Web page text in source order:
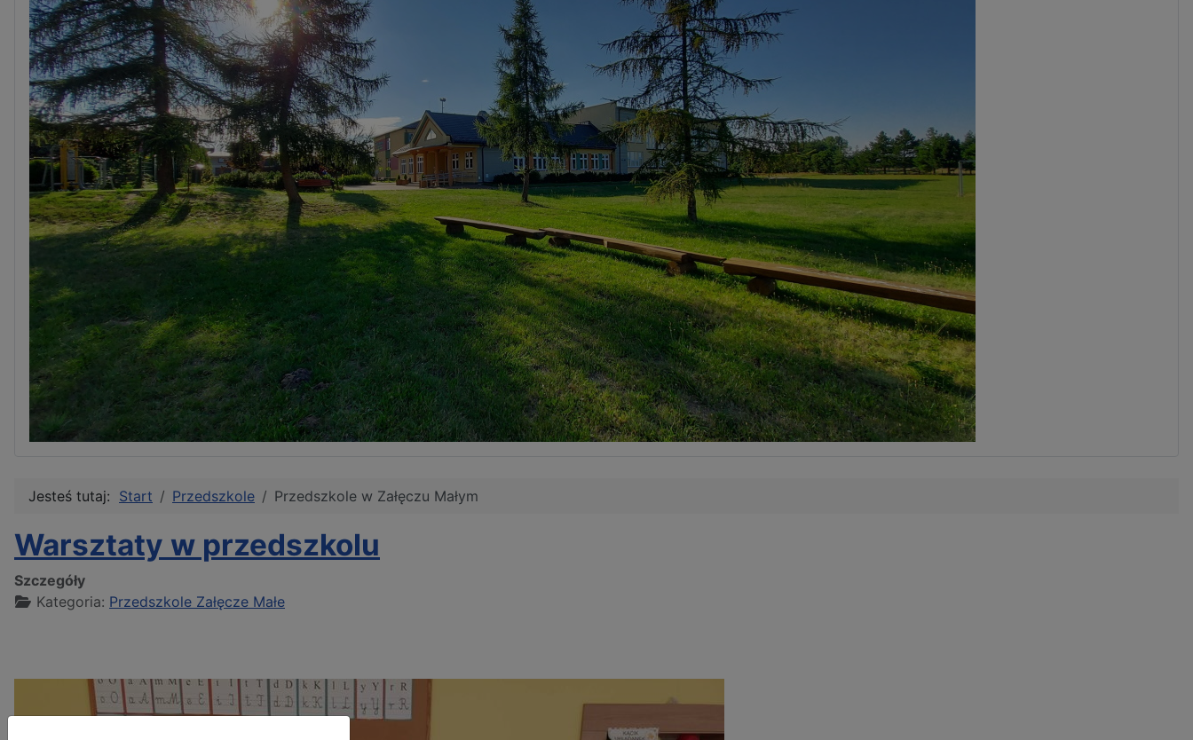
Jesteś tutaj: Start Przedszkole Przedszkole w Załęczu Małym
Warsztaty w przedszkolu
Szczegóły
Kategoria: Przedszkole Załęcze Małe